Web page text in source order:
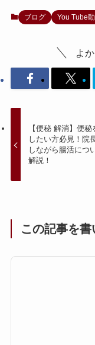
ブログ You Tube
よ
【便秘 解消】便秘
したい方必見！院
しながら腸活につ
解説！
この記事を書